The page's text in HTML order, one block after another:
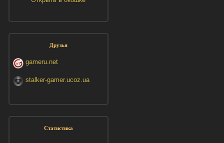
Друзья
gameru.net
stalker-gamer.ucoz.ua
Статистика